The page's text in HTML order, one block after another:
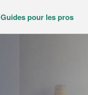
Guides pour les pros